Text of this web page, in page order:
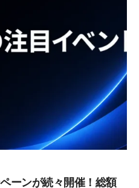
ーンが続々開催！総額